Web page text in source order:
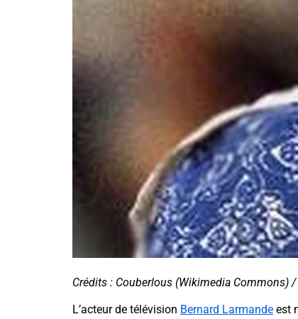
Crédits : Couberlous (Wikimedia Commons)
L’acteur de télévision Bernard Larmande est